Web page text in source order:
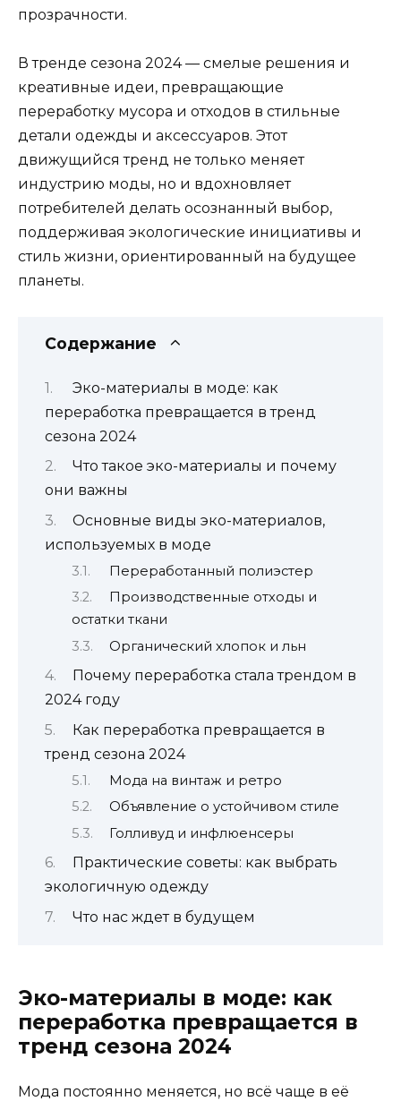
прозрачности.
В тренде сезона 2024 — смелые решения и
креативные идеи, превращающие
переработку мусора и отходов в стильные
детали одежды и аксессуаров. Этот
движущийся тренд не только меняет
индустрию моды, но и вдохновляет
потребителей делать осознанный выбор,
поддерживая экологические инициативы и
стиль жизни, ориентированный на будущее
планеты.
Содержание
Эко-материалы в моде: как
переработка превращается в тренд
сезона 2024
Что такое эко-материалы и почему
они важны
Основные виды эко-материалов,
используемых в моде
Переработанный полиэстер
Производственные отходы и
остатки ткани
Органический хлопок и льн
Почему переработка стала трендом в
2024 году
Как переработка превращается в
тренд сезона 2024
Мода на винтаж и ретро
Объявление о устойчивом стиле
Голливуд и инфлюенсеры
Практические советы: как выбрать
экологичную одежду
Что нас ждет в будущем
Эко-материалы в моде: как
переработка превращается в
тренд сезона 2024
Мода постоянно меняется, но всё чаще в её